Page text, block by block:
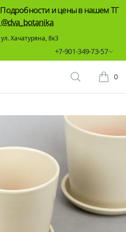
и цены в нашем ТГ
@dva_botanika
Хачатуряна, 8к3
+7-901-349-73-57
Поиск
0